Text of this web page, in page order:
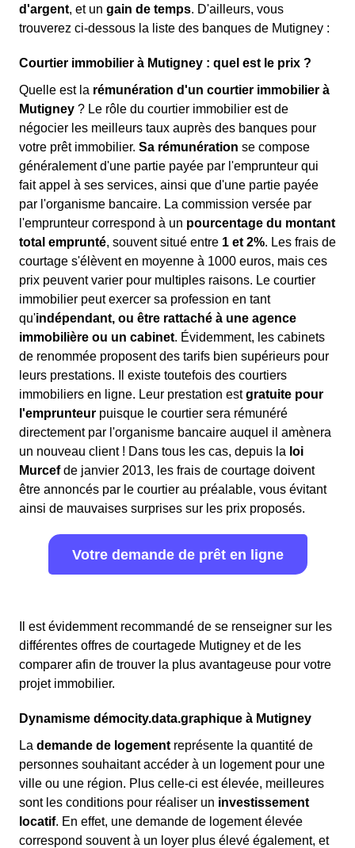
d'argent, et un gain de temps. D'ailleurs, vous
trouverez ci-dessous la liste des banques de Mutigney :
Courtier immobilier à Mutigney : quel est le prix ?
Quelle est la rémunération d'un courtier immobilier à
Mutigney ? Le rôle du courtier immobilier est de
négocier les meilleurs taux auprès des banques pour
votre prêt immobilier. Sa rémunération se compose
généralement d'une partie payée par l'emprunteur qui
fait appel à ses services, ainsi que d'une partie payée
par l'organisme bancaire. La commission versée par
l'emprunteur correspond à un pourcentage du montant
total emprunté, souvent situé entre 1 et 2%. Les frais de
courtage s'élèvent en moyenne à 1000 euros, mais ces
prix peuvent varier pour multiples raisons. Le courtier
immobilier peut exercer sa profession en tant
qu'indépendant, ou être rattaché à une agence
immobilière ou un cabinet. Évidemment, les cabinets
de renommée proposent des tarifs bien supérieurs pour
leurs prestations. Il existe toutefois des courtiers
immobiliers en ligne. Leur prestation estgratuite pour
l'emprunteur puisque le courtier sera rémunéré
directement par l'organisme bancaire auquel il amènera
un nouveau client ! Dans tous les cas, depuis la loi
Murcefde janvier 2013, les frais de courtage doivent
être annoncés par le courtier au préalable, vous évitant
ainsi de mauvaises surprises sur les prix proposés.
Votre demande de prêt en ligne
Il est évidemment recommandé de se renseigner sur les
différentes offres de courtagede Mutigney et de les
comparer afin de trouver la plus avantageuse pour votre
projet immobilier.
Dynamisme démocity.data.graphique à Mutigney
La demande de logement représente la quantité de
personnes souhaitant accéder à un logement pour une
ville ou une région. Plus celle-ci est élevée, meilleures
sont les conditions pour réaliser un investissement
locatif. En effet, une demande de logement élevée
correspond souvent à un loyer plus élevé également, et